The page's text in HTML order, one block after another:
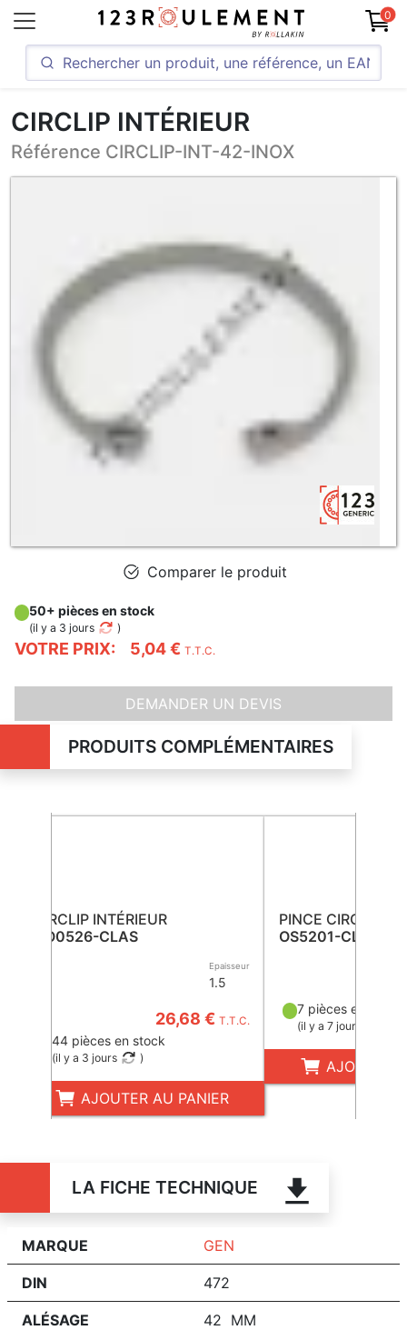
0
CIRCLIP INTÉRIEUR
Référence CIRCLIP-INT-42-INOX
Comparer le produit
VOTRE PRIX: 5,04 € T.T.C.
50+ pièces en stock
(il y a 3 jours )
DEMANDER UN DEVIS
PRODUITS COMPLÉMENTAIRES
CIRCLIP INTÉRIEUR
CO0526-CLAS
Epaisseur
1.5
26,68 € T.T.C.
44 pièces en stock
(il y a 3 jours )
AJOUTER AU PANIER
PINCE CIRCLIP
OS5201-CLAS
7 pièces en stock
(il y a 7 jours
AJOUTER
LA FICHE TECHNIQUE
MARQUE GEN
DIN 472
ALÉSAGE 42 MM